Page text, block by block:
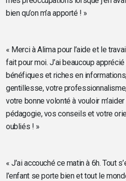
bien qu’on m’a apporté ! »
« Merci à Alima pour l’aide et le
fait pour moi. J’ai beaucoup
bénéfiques et riches en
gentillesse, votre
votre bonne volonté à vouloir
pédagogie, vos conseils et votre
oubliés ! »
« J’ai accouché ce matin à 6h. Tout
l’enfant se porte bien et tout le